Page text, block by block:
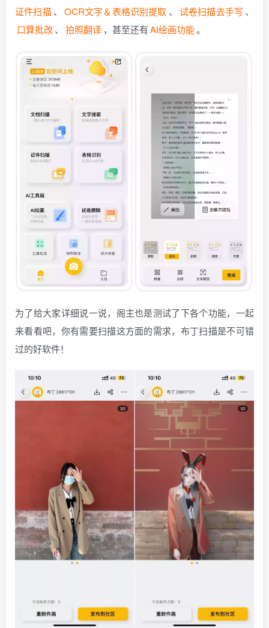
证件扫描 、 OCR文字＆表格识别提取 、 试卷扫描去手写 、
口算批改、 拍照翻译 ，甚至还有AI绘画功能。
为了给大家详细说一说，阁主也是测试了下各个功能，一起
来看看吧，你有需要扫描这方面的需求，布丁扫描是不可错
过的好软件！